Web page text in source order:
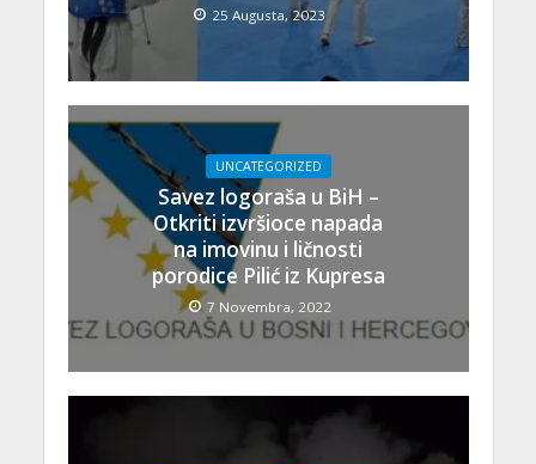
25 Augusta, 2023
UNCATEGORIZED
Savez logoraša u BiH –
Otkriti izvršioce napada
na imovinu i ličnosti
porodice Pilić iz Kupresa
7 Novembra, 2022